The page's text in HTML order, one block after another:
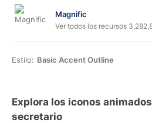
Magnific
Ver todos los recursos
Estilo: Basic Accent Outline
Explora los iconos
secretario